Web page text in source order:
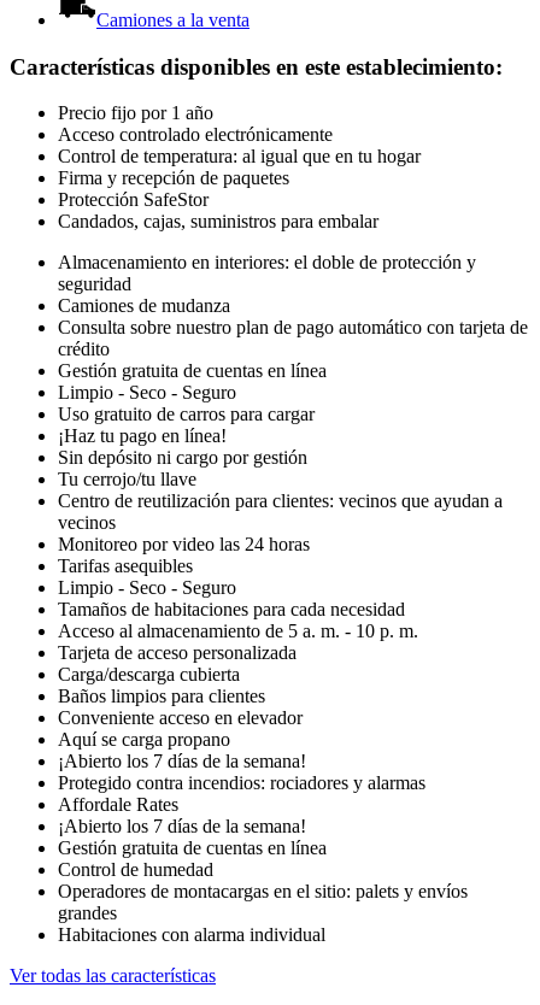
Camiones a la venta
Características disponibles en este establecimiento:
Precio fijo por 1 año
Acceso controlado electrónicamente
Control de temperatura: al igual que en tu hogar
Firma y recepción de paquetes
Protección SafeStor
Candados, cajas, suministros para embalar
Almacenamiento en interiores: el doble de protección y
seguridad
Camiones de mudanza
Consulta sobre nuestro plan de pago automático con tarjeta de
crédito
Gestión gratuita de cuentas en línea
Limpio - Seco - Seguro
Uso gratuito de carros para cargar
¡Haz tu pago en línea!
Sin depósito ni cargo por gestión
Tu cerrojo/tu llave
Centro de reutilización para clientes: vecinos que ayudan a
vecinos
Monitoreo por video las 24 horas
Tarifas asequibles
Limpio - Seco - Seguro
Tamaños de habitaciones para cada necesidad
Acceso al almacenamiento de 5 a. m. - 10 p. m.
Tarjeta de acceso personalizada
Carga/descarga cubierta
Baños limpios para clientes
Conveniente acceso en elevador
Aquí se carga propano
¡Abierto los 7 días de la semana!
Protegido contra incendios: rociadores y alarmas
Affordale Rates
¡Abierto los 7 días de la semana!
Gestión gratuita de cuentas en línea
Control de humedad
Operadores de montacargas en el sitio: palets y envíos
grandes
Habitaciones con alarma individual
Ver todas las características